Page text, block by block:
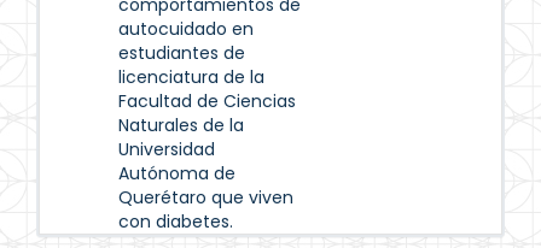
comportamientos de
autocuidado en
estudiantes de
licenciatura de la
Facultad de Ciencias
Naturales de la
Universidad
Autónoma de
Querétaro que viven
con diabetes.